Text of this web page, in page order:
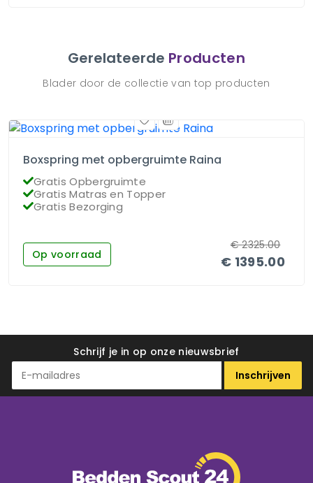
Gerelateerde Producten
Blader door de collectie van top producten
Boxspring met opbergruimte Raina
Gratis Opbergruimte
Gratis Matras en Topper
Gratis Bezorging
Op voorraad € 1395.00
€2325.00
Schrijf je in op onze nieuwsbrief
Inschrijven